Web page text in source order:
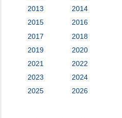
2013
2014
2015
2016
2017
2018
2019
2020
2021
2022
2023
2024
2025
2026